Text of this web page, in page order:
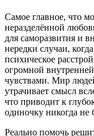
Самое главное, что
неразделённой
для саморазвития и
нередки случаи,
психическое
огромной
чувствами. Мир
утрачивает смысл
что приводит к
одиночку никогда не
Реально помочь